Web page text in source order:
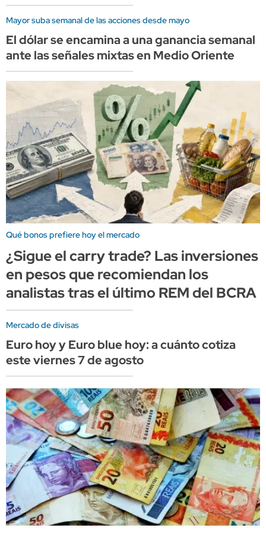
Mayor suba semanal de las acciones desde mayo
El dólar se encamina a una ganancia semanal
ante las señales mixtas en Medio Oriente
Qué bonos prefiere hoy el mercado
¿Sigue el carry trade? Las inversiones
en pesos que recomiendan los
analistas tras el último REM del BCRA
Mercado de divisas
Euro hoy y Euro blue hoy: a cuánto cotiza
este viernes 7 de agosto